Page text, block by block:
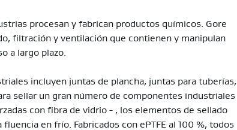
procesan y fabrican productos químicos. Gore
filtración y ventilación que contienen y manipulan
a largo plazo.
incluyen juntas de plancha, juntas para tuberías,
sellar un gran número de componentes industriales
con fibra de vidrio - , los elementos de sellado
en frío. Fabricados con ePTFE al 100 %, todos